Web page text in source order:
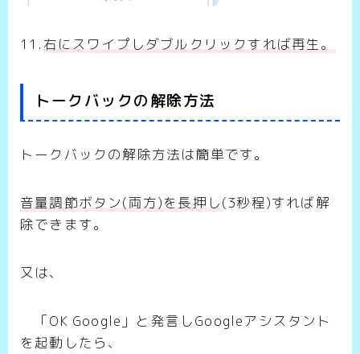
11.右にスワイプしダブルクリックすれば再生。
トークバックの解除方法
トークバックの解除方法は簡単です。
音量調節ボタン(両方)を長押し(3秒程)すれば解
除できます。
又は、
「OK Google」と発言しGoogleアシスタント
を起動したら、